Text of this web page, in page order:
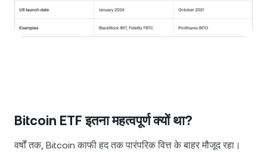
Bitcoin ETF इतना महत्वपूर्ण क्यों था?
वर्षों तक, Bitcoin काफी हद तक पारंपरिक वित्त के बाहर मौजूद रहा।